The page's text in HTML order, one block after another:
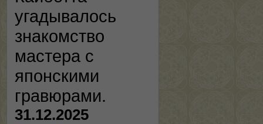
угадывалось
знакомство
мастера с
японскими
гравюрами.
31.12.2025